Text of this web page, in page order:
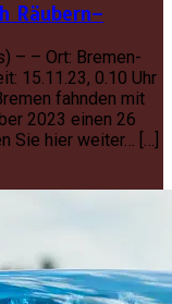
Räubern–
– – Ort: Bremen-
15.11.23, 0.10 Uhr
fahnden mit
2023 einen 26
Sie hier weiter… […]